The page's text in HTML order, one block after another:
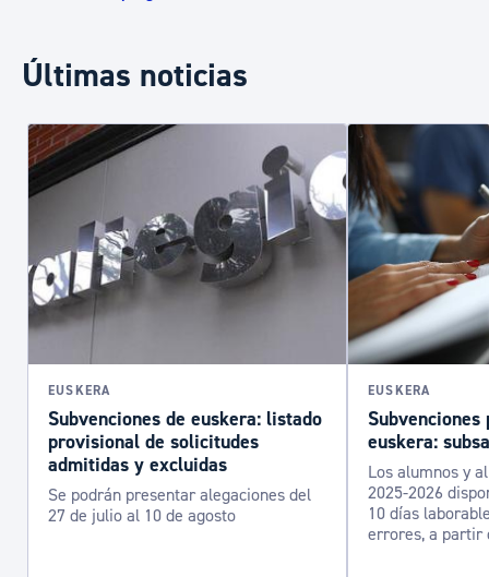
Últimas noticias
EUSKERA
Subvenciones de euskera: listado
provisional de solicitudes
admitidas y excluidas
Se podrán presentar alegaciones del
27 de julio al 10 de agosto
EUSKERA
euskera:
Los alumnos y
2025-2026
10 días
errores, a partir